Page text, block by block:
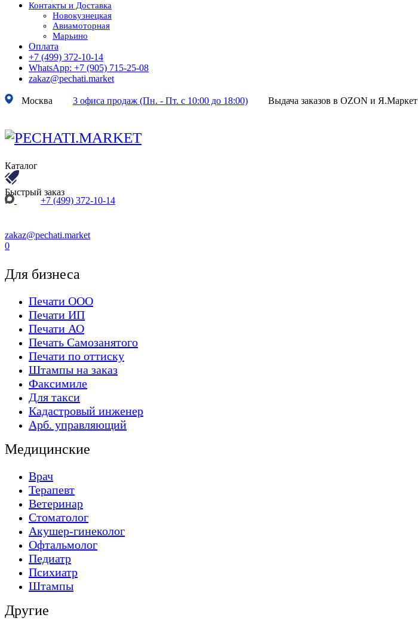
Контакты и Доставка
Новокузнецкая
Авиамоторная
Марьино
Оплата
+7 (499) 372-10-14
WhatsApp: +7 (905) 715-25-08
zakaz@pechati.market
Москва 3 офиса продаж (Пн. - Пт. с 10:00 до 18:00) Выдача заказов в OZON и Я.Маркет
Каталог
Быстрый заказ
+7 (499) 372-10-14
zakaz@pechati.market
0
Для бизнеса
Печати ООО
Печати ИП
Печати АО
Печать Самозанятого
Печати по оттиску
Штампы на заказ
Факсимиле
Для такси
Кадастровый инженер
Арб. управляющий
Медицинские
Врач
Терапевт
Ветеринар
Стоматолог
Акушер-гинеколог
Офтальмолог
Педиатр
Психиатр
Штампы
Другие